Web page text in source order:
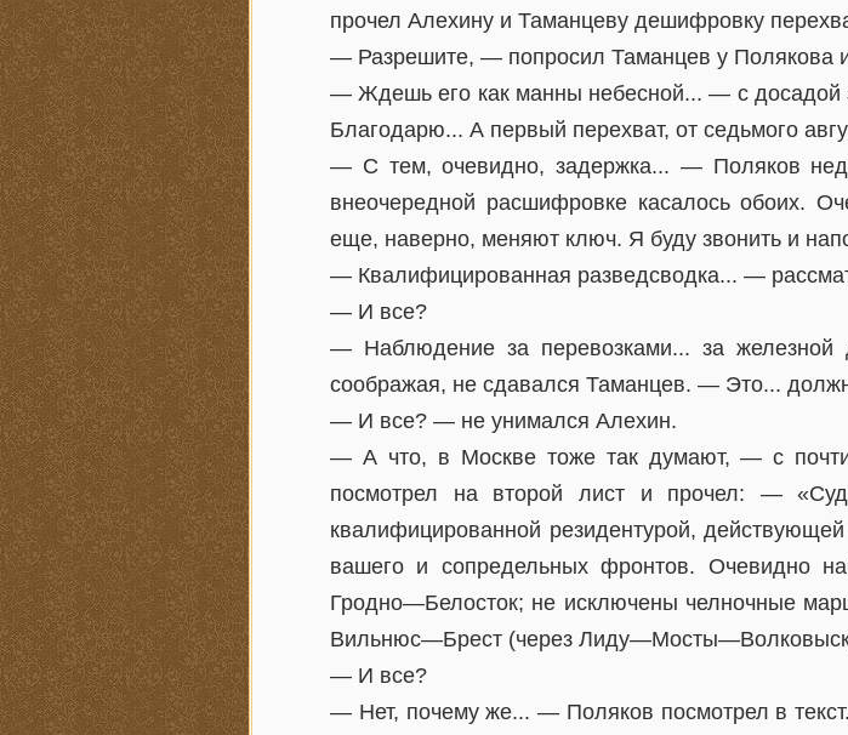
прочел Алехину и Таманцеву дешифровку
— Разрешите, — попросил Таманцев у Полякова и
— Ждешь его как манны небесной... — с досадой
Благодарю... А первый перехват, от седьмого
— С тем, очевидно, задержка... — Поляков
внеочередной расшифровке касалось обоих.
еще, наверно, меняют ключ. Я буду звонить и
— Квалифицированная разведсводка... —
— И все?
— Наблюдение за перевозками... за
соображая, не сдавался Таманцев. — Это...
— И все? — не унимался Алехин.
— А что, в Москве тоже так думают, — с
посмотрел на второй лист и прочел: —
квалифицированной резидентурой,
вашего и сопредельных фронтов. Очевидно
Гродно—Белосток; не исключены челночные
Вильнюс—Брест (через
— И все?
— Нет, почему же... — Поляков посмотрел в